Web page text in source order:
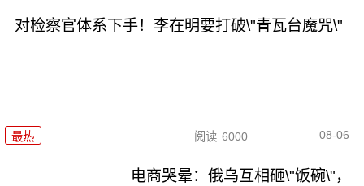
对检察官体系下手！李在明要打破\"青瓦台魔咒\"
最热 阅读 6000 08-06
电商哭晕：俄乌互相砸\"饭碗\"，